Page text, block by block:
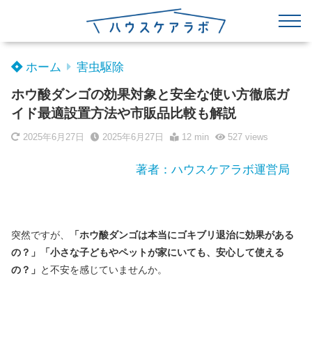
ホーム 害虫駆除
ホウ酸ダンゴの効果対象と安全な使い方徹底ガ
イド最適設置方法や市販品比較も解説
2025年6月27日 2025年6月27日 12 min 527 views
著者：ハウスケアラボ運営局
突然ですが、
「ホウ酸ダンゴは本当にゴキブリ退治に効果がある
の？」「小さな子どもやペットが家にいても、安心して使える
の？」 と不安を感じていませんか。